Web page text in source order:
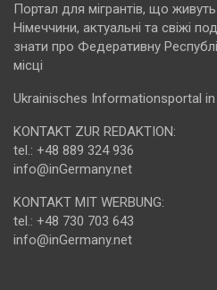
Портал для мігрантів, що
Німеччини, актуальні та свіжі
знати про Федеративну
місці
Ukrainisches Informationsportal
KONTAKT ZUR REDAKTION:
tel.: +48 889 324 936
info@inGermany.net
KONTAKT MIT WERBUNG:
tel.: +48 730 703 643
info@inGermany.net